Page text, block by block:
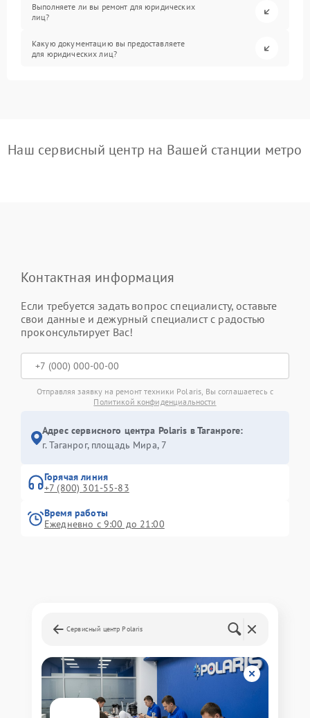
Выполняете ли вы ремонт для юридических
лиц?
Какую документацию вы предоставляете
для юридических лиц?
Наш сервисный центр на Вашей станции метро
Контактная информация
Если требуется задать вопрос специалисту, оставьте
свои данные и дежурный специалист с радостью
проконсультирует Вас!
Отправляя заявку на ремонт техники Polaris, Вы соглашаетесь с
Политикой конфиденциальности
Адрес сервисного центра Polaris в Таганроге:
г. Таганрог, площадь Мира, 7
Горячая линия
+7 (800) 301-55-83
Время работы
Ежедневно с 9:00 до 21:00
Сервисный центр Polaris